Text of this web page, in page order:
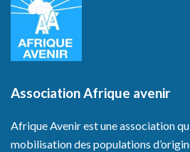
Association Afrique avenir
Afrique Avenir est une association
mobilisation des populations